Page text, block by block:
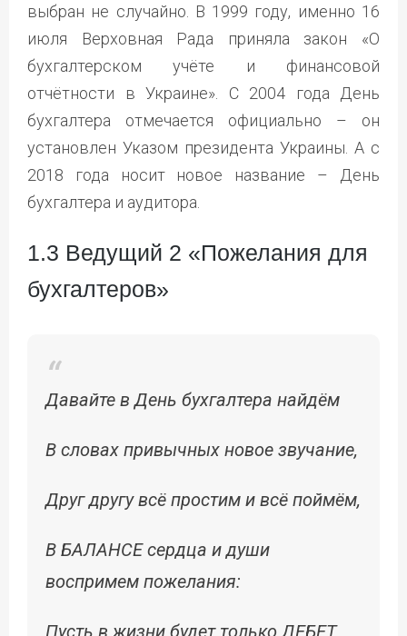
выбран не случайно. В 1999 году, именно 16
июля Верховная Рада приняла закон «О
бухгалтерском учёте и финансовой
отчётности в Украине». С 2004 года День
бухгалтера отмечается официально – он
установлен Указом президента Украины. А с
2018 года носит новое название – День
бухгалтера и аудитора.
1.3 Ведущий 2 «Пожелания для
бухгалтеров»
Давайте в День бухгалтера найдём
В словах привычных новое звучание,
Друг другу всё простим и всё поймём,
В БАЛАНСЕ сердца и души
воспримем пожелания:
Пусть в жизни будет только ДЕБЕТ